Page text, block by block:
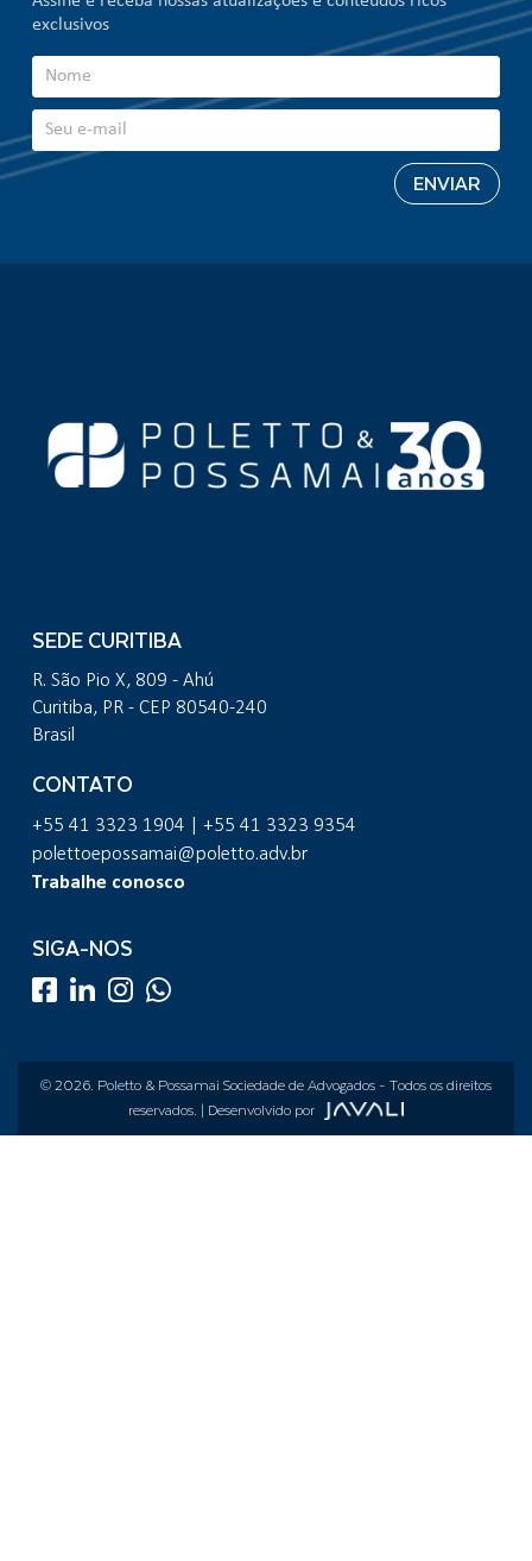
exclusivos
SEDE CURITIBA
R. São Pio X, 809 - Ahú
Curitiba, PR - CEP 80540-240
Brasil
CONTATO
+55 41 3323 1904 | +55 41 3323 9354
polettoepossamai@poletto.adv.br
Trabalhe conosco
SIGA-NOS
© 2026. Poletto & Possamai Sociedade de Advogados - Todos os direitos
reservados. | Desenvolvido por